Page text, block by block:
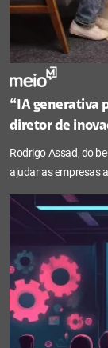
“IA generativa
diretor de
Rodrigo Assad, do
ajudar as empresas